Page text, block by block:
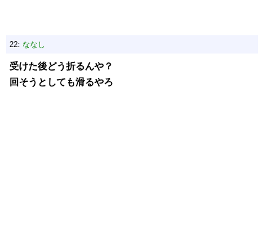
22: ななし
受けた後どう折るんや？
回そうとしても滑るやろ